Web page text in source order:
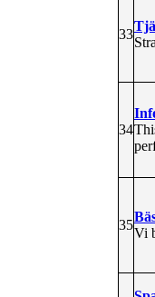
33
34
35
Vi